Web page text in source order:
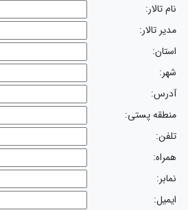
نام تالار:
مدیر تالار:
استان:
شهر:
آدرس:
منطقه پستی:
تلفن:
همراه:
نمابر:
ایمیل: